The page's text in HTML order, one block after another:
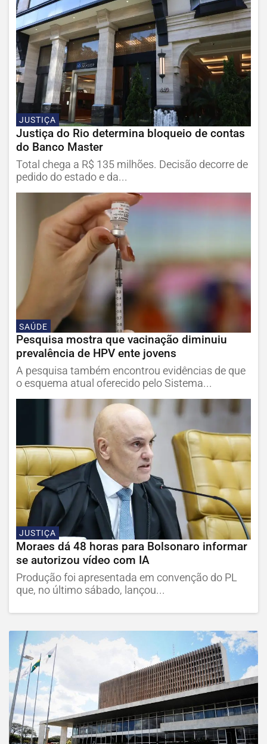
JUSTIÇA
Justiça do Rio determina bloqueio de contas
do Banco Master
Total chega a R$ 135 milhões. Decisão decorre de
pedido do estado e da...
SAÚDE
Pesquisa mostra que vacinação diminuiu
prevalência de HPV ente jovens
A pesquisa também encontrou evidências de que
o esquema atual oferecido pelo Sistema...
JUSTIÇA
Moraes dá 48 horas para Bolsonaro informar
se autorizou vídeo com IA
Produção foi apresentada em convenção do PL
que, no último sábado, lançou...